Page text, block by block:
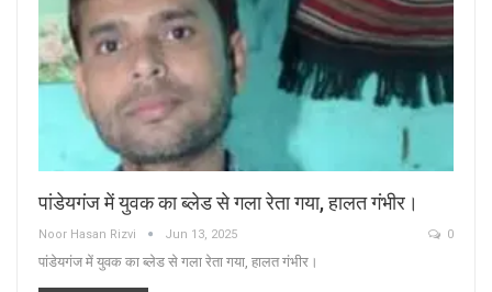
पांडेयगंज में युवक का ब्लेड से गला रेता गया, हालत गंभीर।
Noor Hasan Rizvi Jun 13, 2025 0
पांडेयगंज में युवक का ब्लेड से गला रेता गया, हालत गंभीर।